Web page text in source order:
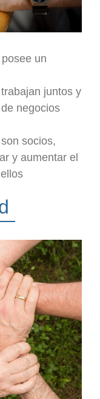
un
juntos y
negocios
socios,
y aumentar el